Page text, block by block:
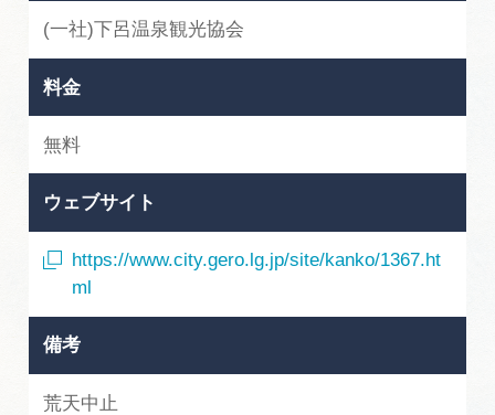
(一社)下呂温泉観光協会
料金
無料
ウェブサイト
https://www.city.gero.lg.jp/site/kanko/1367.ht
ml
備考
荒天中止